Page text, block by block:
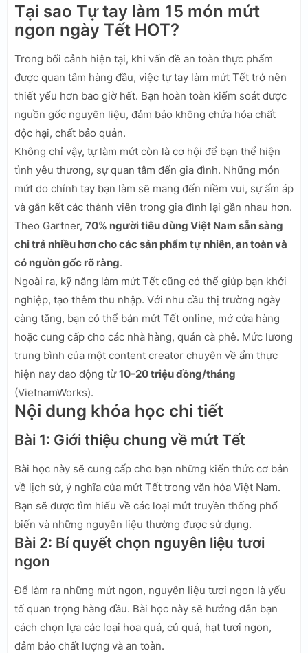
Tại sao Tự tay làm 15 món mứt
ngon ngày Tết HOT?
Trong bối cảnh hiện tại, khi vấn đề an toàn thực phẩm
được quan tâm hàng đầu, việc tự tay làm mứt Tết trở nên
thiết yếu hơn bao giờ hết. Bạn hoàn toàn kiểm soát được
nguồn gốc nguyên liệu, đảm bảo không chứa hóa chất
độc hại, chất bảo quản.
Không chỉ vậy, tự làm mứt còn là cơ hội để bạn thể hiện
tình yêu thương, sự quan tâm đến gia đình. Những món
mứt do chính tay bạn làm sẽ mang đến niềm vui, sự ấm áp
và gắn kết các thành viên trong gia đình lại gần nhau hơn.
Theo Gartner, 70% người tiêu dùng Việt Nam sẵn sàng
chi trả nhiều hơn cho các sản phẩm tự nhiên, an toàn và
có nguồn gốc rõ ràng.
Ngoài ra, kỹ năng làm mứt Tết cũng có thể giúp bạn khởi
nghiệp, tạo thêm thu nhập. Với nhu cầu thị trường ngày
càng tăng, bạn có thể bán mứt Tết online, mở cửa hàng
hoặc cung cấp cho các nhà hàng, quán cà phê. Mức lương
trung bình của một content creator chuyên về ẩm thực
hiện nay dao động từ10-20 triệu đồng/tháng
(VietnamWorks).
Nội dung khóa học chi tiết
Bài 1: Giới thiệu chung về mứt Tết
Bài học này sẽ cung cấp cho bạn những kiến thức cơ bản
về lịch sử, ý nghĩa của mứt Tết trong văn hóa Việt Nam.
Bạn sẽ được tìm hiểu về các loại mứt truyền thống phổ
biến và những nguyên liệu thường được sử dụng.
Bài 2: Bí quyết chọn nguyên liệu tươi
ngon
Để làm ra những mứt ngon, nguyên liệu tươi ngon là yếu
tố quan trọng hàng đầu. Bài học này sẽ hướng dẫn bạn
cách chọn lựa các loại hoa quả, củ quả, hạt tươi ngon,
đảm bảo chất lượng và an toàn.